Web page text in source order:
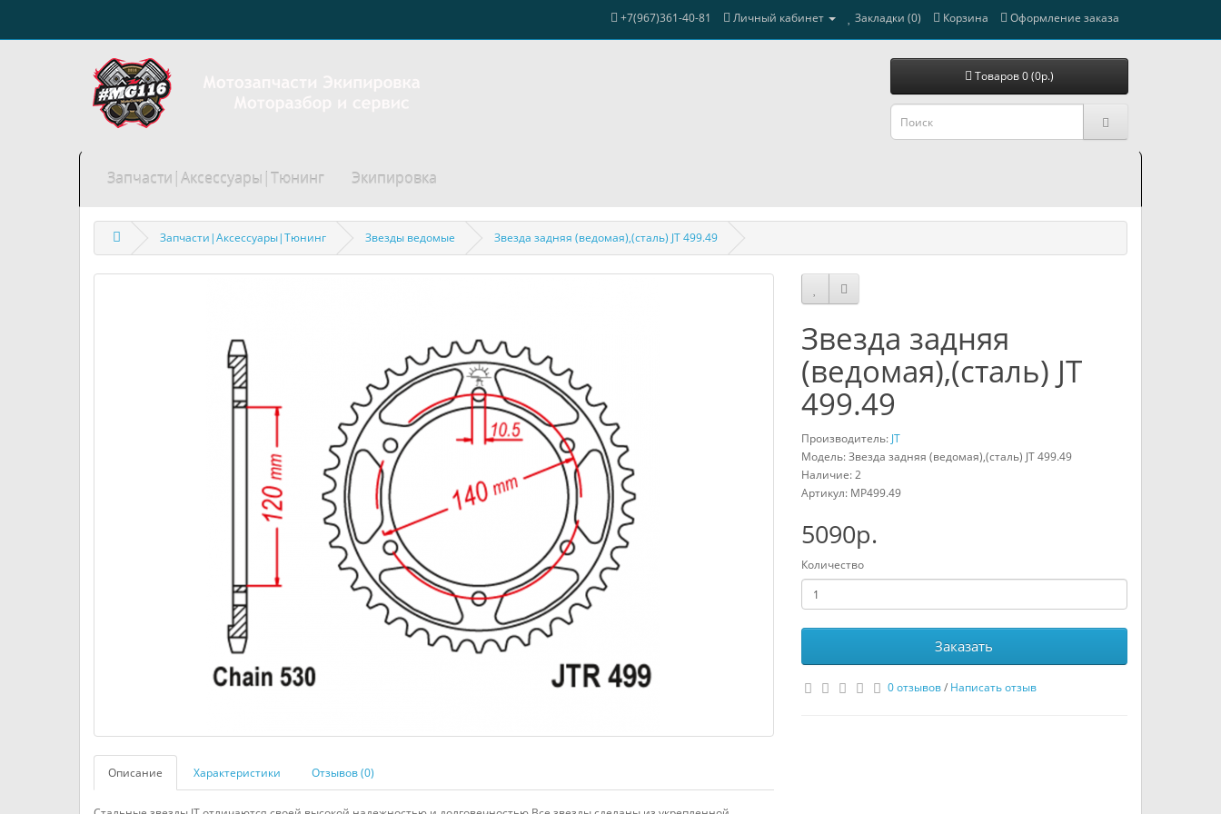
+7(967)361-40-81 Личный кабинет Закладки (0) Корзина Оформление заказа
Товаров 0 (0р.)
Запчасти|Аксессуары|Тюнинг Экипировка
Запчасти|Аксессуары|Тюнинг Звезды ведомые Звезда задняя (ведомая),(сталь) JT 499.49
Описание Характеристики Отзывов (0)
Звезда задняя
(ведомая),(сталь) JT
499.49
Производитель: JT
Модель: Звезда задняя (ведомая),(сталь) JT 499.49
Наличие: 2
Артикул: MP499.49
5090р.
Количество
Заказать
0 отзывов/ Написать отзыв